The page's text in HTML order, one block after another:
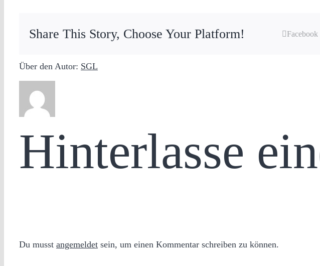
Share This Story, Choose Your Platform! Facebook
Über den Autor: SGL
Hinterlasse
Du musst angemeldet sein, um einen Kommentar schreiben zu können.